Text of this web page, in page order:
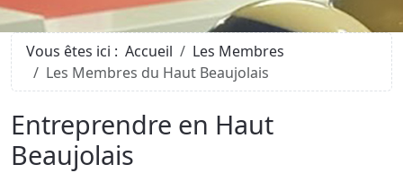
Vous êtes ici : Accueil
Les Membres
Les Membres du Haut Beaujolais
Entreprendre en Haut
Beaujolais